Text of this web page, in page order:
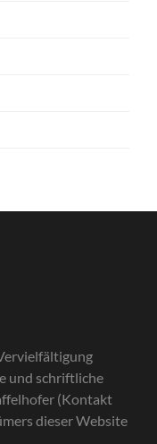
und schriftliche
(Kontakt
dieser Website